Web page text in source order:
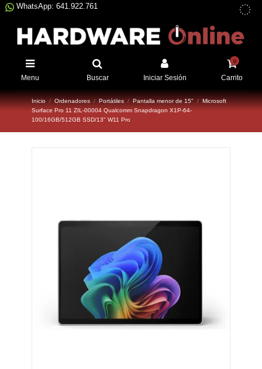
WhatsApp: 641.922.761
Menu Buscar Iniciar Sesión
0
Carrito
Inicio Ordenadores Portátiles Pantalla menor de 15"
Microsoft
Surface Pro 11 ZIL-00004 Qualcomm Snapdragon X1P-64-
100/16GB/512GB SSD/13" W11 Pro